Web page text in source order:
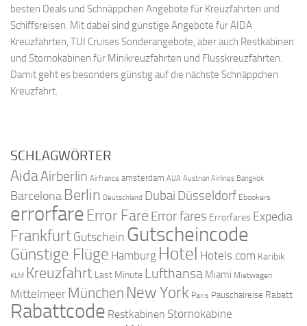
besten Deals und Schnäppchen Angebote für Kreuzfahrten und
Schiffsreisen. Mit dabei sind günstige Angebote für AIDA
Kreuzfahrten, TUI Cruises Sonderangebote, aber auch Restkabinen
und Stornokabinen für Minikreuzfahrten und Flusskreuzfahrten.
Damit geht es besonders günstig auf die nächste Schnäppchen
Kreuzfahrt.
SCHLAGWÖRTER
AidaAirberlin Airfrance amsterdam AUA Austrian Airlines Bangkok
Barcelona Berlin Deutschland Dubai Düsseldorf Ebookers
errorfare Error Fare Error fares Errorfares Expedia
FrankfurtGutschein Gutscheincode
Günstige Flüge Hamburg Hotel Hotels.com Karibik
KLM Kreuzfahrt Last Minute Lufthansa Miami Mietwagen
Mittelmeer München New York Paris Pauschalreise Rabatt
Rabattcode Restkabinen Stornokabine